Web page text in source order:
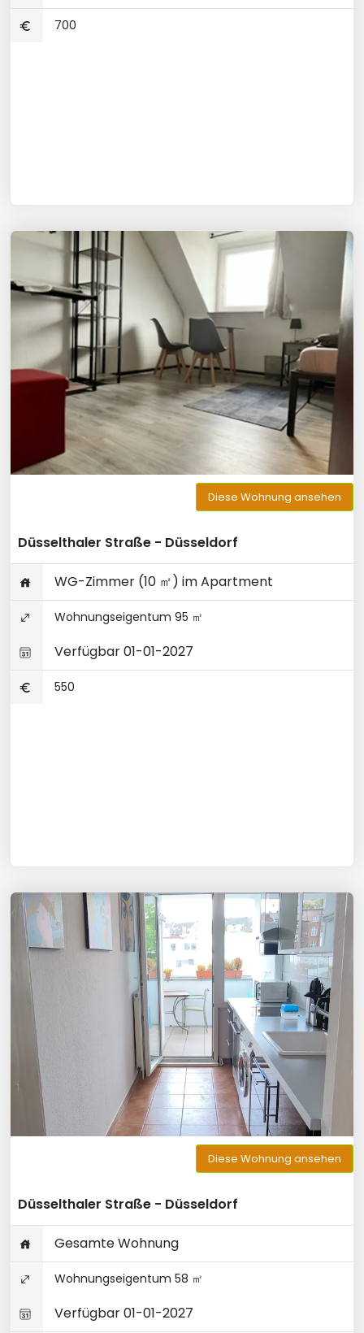
700
Diese Wohnung ansehen
Düsselthaler Straße - Düsseldorf
WG-Zimmer (10 ㎡) im Apartment
Wohnungseigentum 95 ㎡
Verfügbar 01-01-2027
550
Diese Wohnung ansehen
Düsselthaler Straße - Düsseldorf
Gesamte Wohnung
Wohnungseigentum 58 ㎡
Verfügbar 01-01-2027